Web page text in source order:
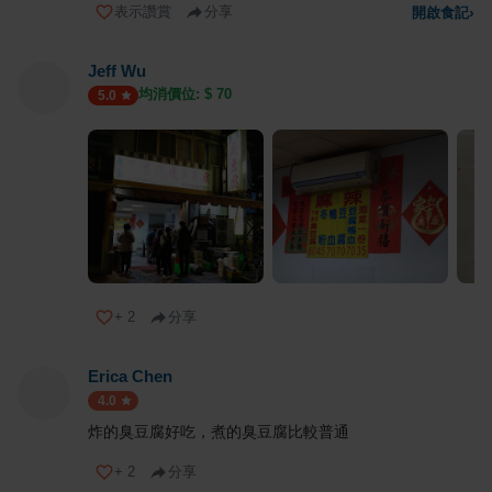
表示讚賞 分享 開啟食記›
Jeff Wu
5.0 均消價位: $ 70
+ 2 分享
Erica Chen
4.0
炸的臭豆腐好吃，煮的臭豆腐比較普通
+ 2 分享